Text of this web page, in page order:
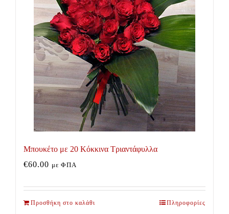
Μπουκέτο με 20 Κόκκινα Τριαντάφυλλα
€60.00 με ΦΠΑ
Προσθήκη στο καλάθι Πληροφορίες